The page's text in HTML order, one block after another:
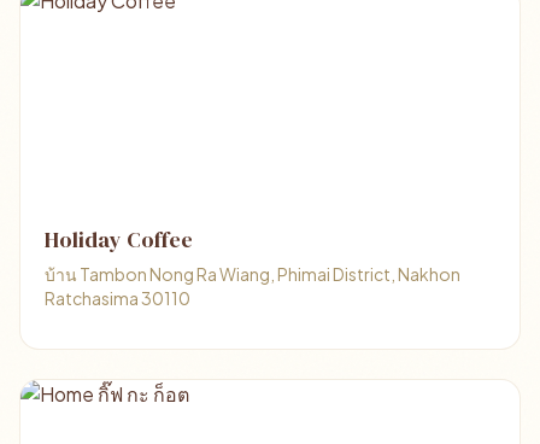
Holiday Coffee
บ้าน Tambon Nong Ra Wiang, Phimai District, Nakhon
Ratchasima 30110